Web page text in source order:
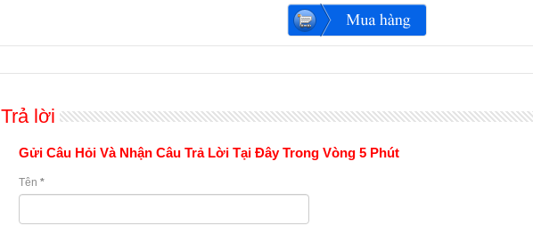
Trả lời
Gửi Câu Hỏi Và Nhận Câu Trả Lời Tại Đây Trong Vòng 5 Phút
Tên *